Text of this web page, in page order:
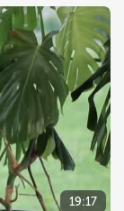
19:17